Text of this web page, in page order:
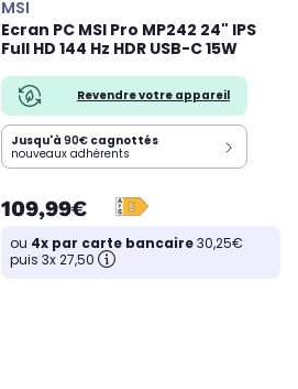
MSI
Ecran PC MSI Pro MP242 24" IPS
Full HD 144 Hz HDR USB-C 15W
Revendre votre appareil
Jusqu'à 90€ cagnottés
nouveaux adhérents
109,99€
ou 4x par carte bancaire30,25€
puis 3x 27,50